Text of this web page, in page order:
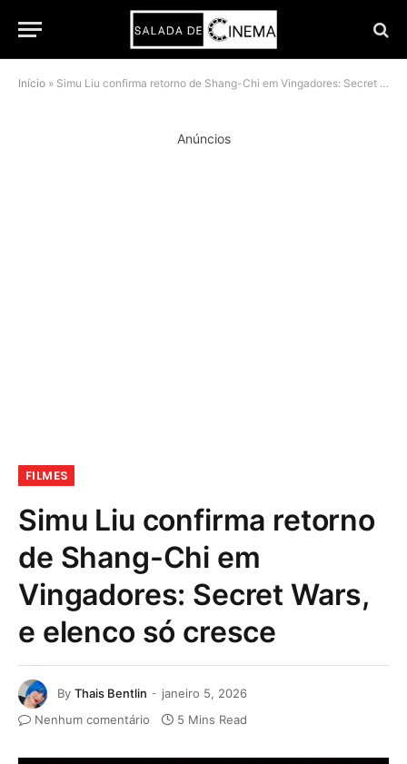
Início » Simu Liu confirma retorno de Shang-Chi em Vingadores: Secret Wars, e elenco só cresce
Anúncios
FILMES
Simu Liu confirma retorno
de Shang-Chi em
Vingadores: Secret Wars,
e elenco só cresce
By Thais Bentlin
janeiro 5, 2026
Nenhum comentário
5 Mins Read